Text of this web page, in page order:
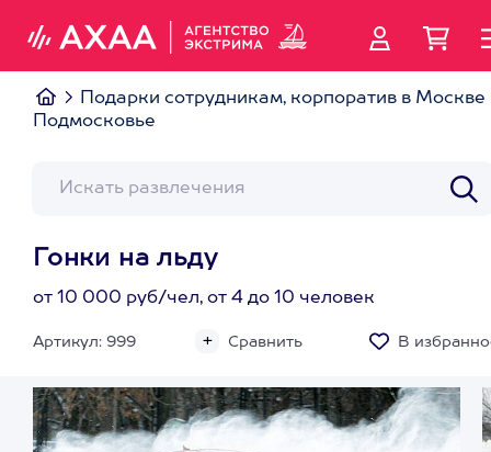
Подарки сотрудникам, корпоратив в Москве
Подмосковье
Гонки на льду
от 10 000 руб/чел, от 4 до 10 человек
Артикул: 999 Сравнить В